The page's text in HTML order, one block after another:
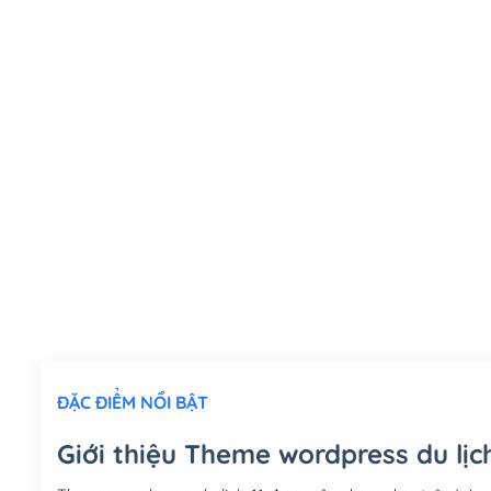
ĐẶC ĐIỂM NỔI BẬT
Giới thiệu Theme wordpress du